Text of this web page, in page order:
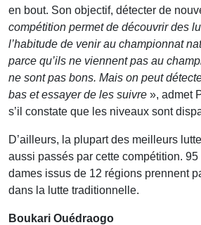
en bout. Son objectif, détecter de
compétition permet de découvrir des
l’habitude de venir au championnat
parce qu’ils ne viennent pas au
ne sont pas bons. Mais on peut
bas et essayer de les suivre », admet
s’il constate que les niveaux sont
D’ailleurs, la plupart des meilleurs
aussi passés par cette compétition.
dames issus de 12 régions prennent
dans la lutte traditionnelle.
Boukari Ouédraogo